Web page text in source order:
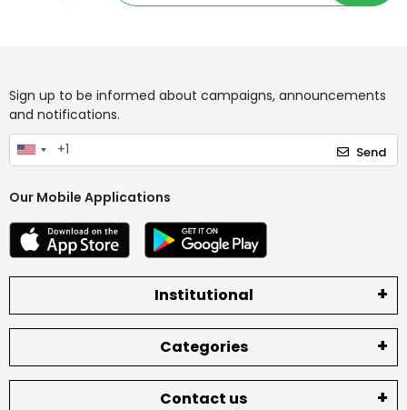
Sign up to be informed about campaigns, announcements
and notifications.
Send
Our Mobile Applications
Institutional
Categories
Contact us